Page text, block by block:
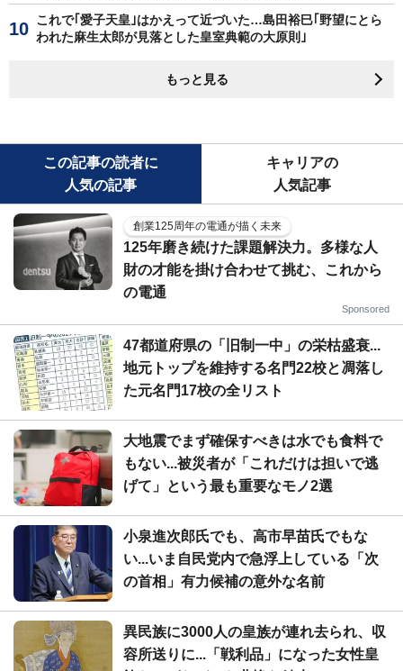
これで｢愛子天皇｣はかえって近づいた…島田裕巳｢野望にとら
われた麻生太郎が見落とした皇室典範の大原則｣
もっと見る
この記事の読者に
人気の記事
キャリアの
人気記事
創業125周年の電通が描く未来
125年磨き続けた課題解決力。多様な人
財の才能を掛け合わせて挑む、これから
の電通
Sponsored
47都道府県の「旧制一中」の栄枯盛衰...
地元トップを維持する名門22校と凋落し
た元名門17校の全リスト
大地震でまず確保すべきは水でも食料で
もない...被災者が「これだけは担いで逃
げて」という最も重要なモノ2選
小泉進次郎氏でも、高市早苗氏でもな
い...いま自民党内で急浮上している「次
の首相」有力候補の意外な名前
異民族に3000人の皇族が連れ去られ、収
容所送りに...「戦利品」になった女性皇